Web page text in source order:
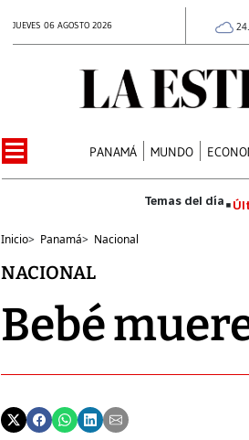
JUEVES 06 AGOSTO 2026
PANAMÁ MUNDO
Inicio> Panamá> Nacional
NACIONAL
Bebé